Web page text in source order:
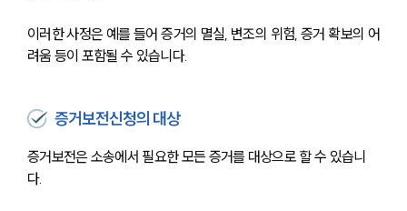
이러한 사정은 예를 들어 증거의 멸실, 변조의 위험, 증거 확보의 어
려움 등이 포함될 수 있습니다.
증거보전신청의 대상
증거보전은 소송에서 필요한 모든 증거를 대상으로 할 수 있습니
다.